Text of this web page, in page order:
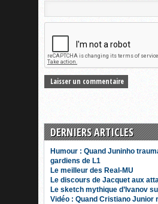
DERNIERS ARTICLES
Humour : Quand Juninho
gardiens de L1
Le meilleur des Real-MU
Le discours de Jacquet aux
Le sketch mythique d’Ivanov
Vidéo : Quand Cristiano Junior